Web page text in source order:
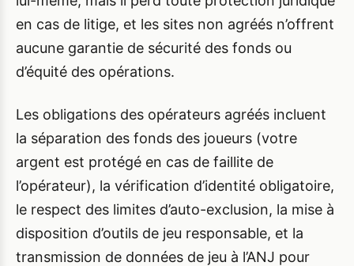
en cas de litige, et les sites non agréés n’offrent
aucune garantie de sécurité des fonds ou
d’équité des opérations.
Les obligations des opérateurs agréés incluent
la séparation des fonds des joueurs (votre
argent est protégé en cas de faillite de
l’opérateur), la vérification d’identité obligatoire,
le respect des limites d’auto-exclusion, la mise à
disposition d’outils de jeu responsable, et la
transmission de données de jeu à l’ANJ pour